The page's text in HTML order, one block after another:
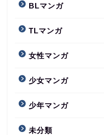
BLマンガ
TLマンガ
女性マンガ
少女マンガ
少年マンガ
未分類